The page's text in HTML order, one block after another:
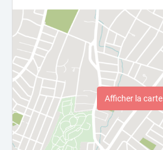
Afficher la carte